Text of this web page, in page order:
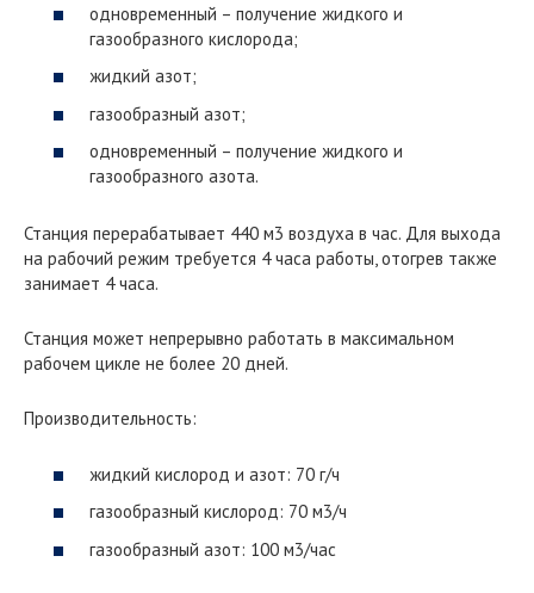
одновременный – получение жидкого и
газообразного кислорода;
жидкий азот;
газообразный азот;
одновременный – получение жидкого и
газообразного азота.
Станция перерабатывает 440 м3 воздуха в час. Для выхода
на рабочий режим требуется 4 часа работы, отогрев также
занимает 4 часа.
Станция может непрерывно работать в максимальном
рабочем цикле не более 20 дней.
Производительность:
жидкий кислород и азот: 70 г/ч
газообразный кислород: 70 м3/ч
газообразный азот: 100 м3/час